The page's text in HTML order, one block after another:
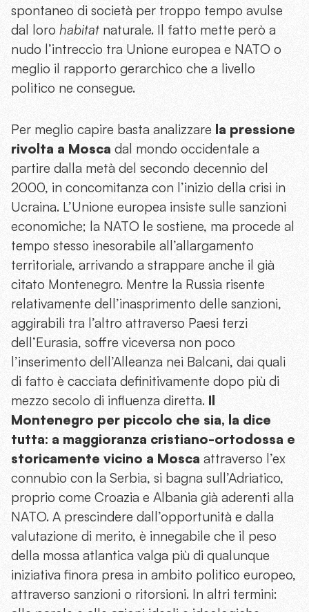
spontaneo di società per troppo tempo avulse
dal loro habitat naturale. Il fatto mette però a
nudo l’intreccio tra Unione europea e NATO o
meglio il rapporto gerarchico che a livello
politico ne consegue.
Per meglio capire basta analizzare la pressione
rivolta a Mosca dal mondo occidentale a
partire dalla metà del secondo decennio del
2000, in concomitanza con l’inizio della crisi in
Ucraina. L’Unione europea insiste sulle sanzioni
economiche; la NATO le sostiene, ma procede al
tempo stesso inesorabile all’allargamento
territoriale, arrivando a strappare anche il già
citato Montenegro. Mentre la Russia risente
relativamente dell’inasprimento delle sanzioni,
aggirabili tra l’altro attraverso Paesi terzi
dell’Eurasia, soffre viceversa non poco
l’inserimento dell’Alleanza nei Balcani, dai quali
di fatto è cacciata definitivamente dopo più di
mezzo secolo di influenza diretta. Il
Montenegro per piccolo che sia, la dice
tutta: a maggioranza cristiano-ortodossa e
storicamente vicino a Mosca attraverso l’ex
connubio con la Serbia, si bagna sull’Adriatico,
proprio come Croazia e Albania già aderenti alla
NATO. A prescindere dall’opportunità e dalla
valutazione di merito, è innegabile che il peso
della mossa atlantica valga più di qualunque
iniziativa finora presa in ambito politico europeo,
attraverso sanzioni o ritorsioni. In altri termini: